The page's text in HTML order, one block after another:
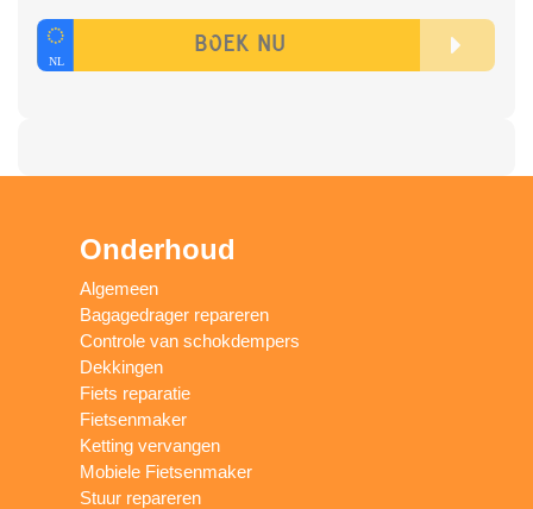
Onderhoud
Algemeen
Bagagedrager repareren
Controle van schokdempers
Dekkingen
Fiets reparatie
Fietsenmaker
Ketting vervangen
Mobiele Fietsenmaker
Stuur repareren